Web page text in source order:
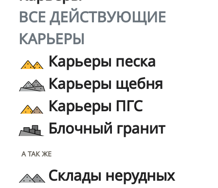
ВСЕ ДЕЙСТВУЮЩИЕ
КАРЬЕРЫ
Карьеры песка
Карьеры щебня
Карьеры ПГС
Блочный гранит
А ТАК ЖЕ
Склады нерудных